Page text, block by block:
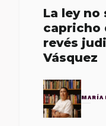
La ley no
capricho
revés
Vásquez
MARÍA